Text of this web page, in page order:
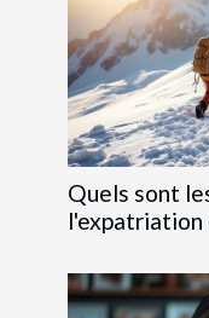
Quels sont
l'expatriation